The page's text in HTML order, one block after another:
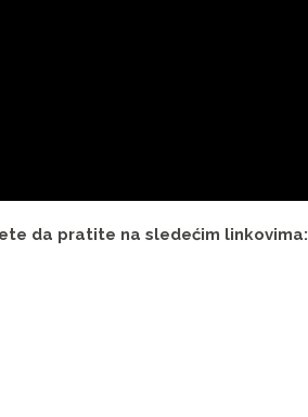
da pratite na sledećim linkovima: